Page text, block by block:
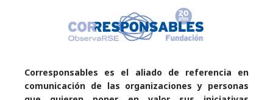
Corresponsables es el aliado de referencia en
comunicación de las organizaciones y personas